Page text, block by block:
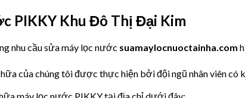
PIKKY Khu Đô Thị Đại Kim
nhu cầu sửa máy lọc nước suamaylocnuoctainha.com
của chúng tôi được thực hiện bởi đội ngũ nhân viên có